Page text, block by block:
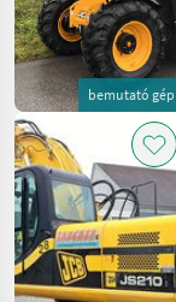
bemutató gép